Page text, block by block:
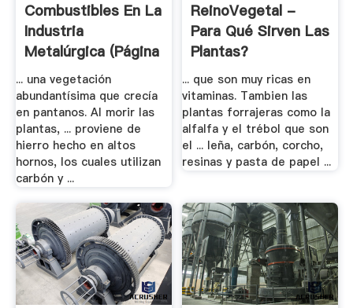
Combustibles En La
Industria
Metalúrgica (página
.
... una vegetación
abundantísima que crecía
en pantanos. Al morir las
plantas, ... proviene de
hierro hecho en altos
hornos, los cuales utilizan
carbón y ...
ReinoVegetal -
Para Qué Sirven Las
Plantas?
... que son muy ricas en
vitaminas. Tambien las
plantas forrajeras como la
alfalfa y el trébol que son
el ... leña, carbón, corcho,
resinas y pasta de papel ...